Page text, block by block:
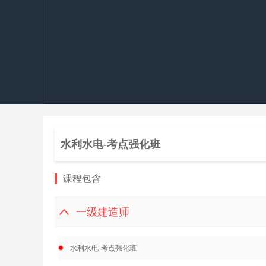
水利水电-考点强化班
课程包含
一级建造师
水利水电-考点强化班